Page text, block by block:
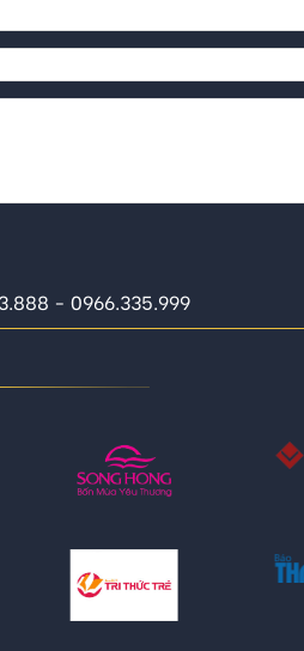
- 0966.335.999